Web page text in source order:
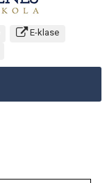
E-klase